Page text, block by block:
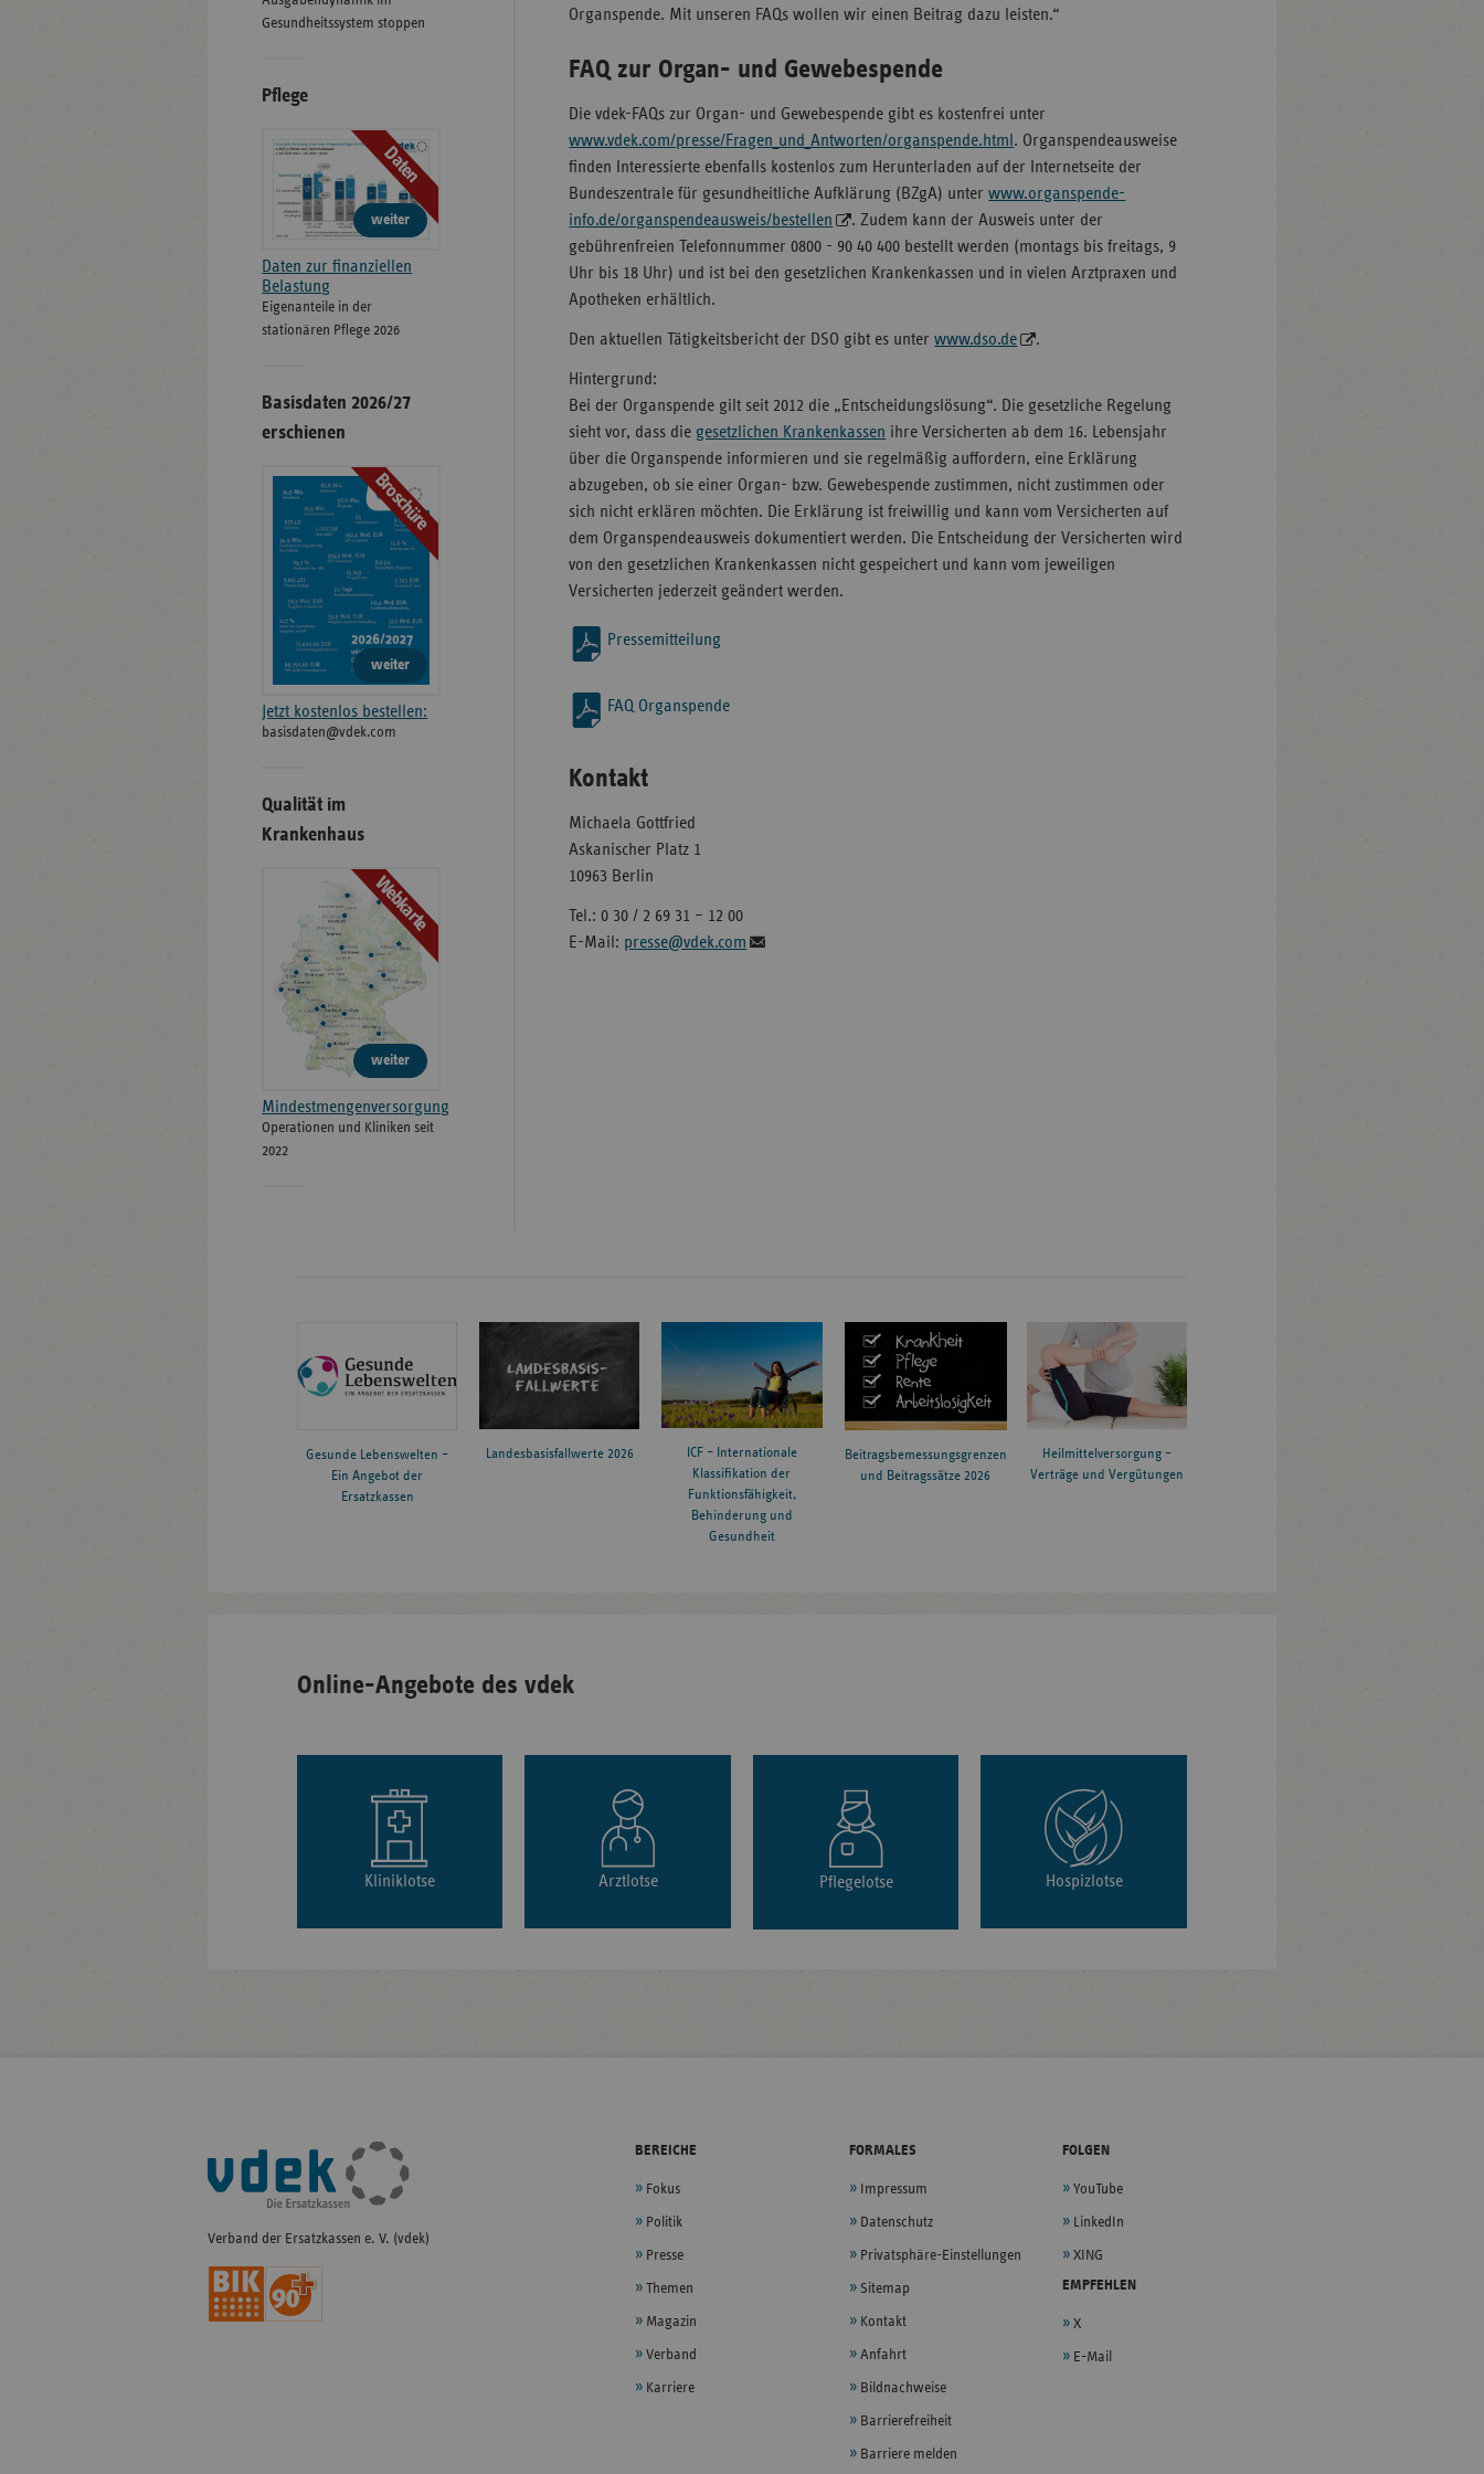
Organspende. Mit unseren FAQs wollen wir einen Beitrag dazu leisten.“
FAQ zur Organ- und Gewebespende
Die vdek-FAQs zur Organ- und Gewebespende gibt es kostenfrei unter
www.vdek.com/presse/Fragen_und_Antworten/organspende.html . Organspendeausweise
finden Interessierte ebenfalls kostenlos zum Herunterladen auf der Internetseite der
Bundeszentrale für gesundheitliche Aufklärung (BZgA) unterwww.organspende-
info.de/organspendeausweis/bestellen
. Zudem kann der Ausweis unter der
gebührenfreien Telefonnummer 0800 - 90 40 400 bestellt werden (montags bis freitags, 9
Uhr bis 18 Uhr) und ist bei den gesetzlichen Krankenkassen und in vielen Arztpraxen und
Apotheken erhältlich.
Den aktuellen Tätigkeitsbericht der DSO gibt es unterwww.dso.de .
Hintergrund:
Bei der Organspende gilt seit 2012 die „Entscheidungslösung“. Die gesetzliche Regelung
sieht vor, dass die gesetzlichen Krankenkassen ihre Versicherten ab dem 16. Lebensjahr
über die Organspende informieren und sie regelmäßig auffordern, eine Erklärung
abzugeben, ob sie einer Organ- bzw. Gewebespende zustimmen, nicht zustimmen oder
sich nicht erklären möchten. Die Erklärung ist freiwillig und kann vom Versicherten auf
dem Organspendeausweis dokumentiert werden. Die Entscheidung der Versicherten wird
von den gesetzlichen Krankenkassen nicht gespeichert und kann vom jeweiligen
Versicherten jederzeit geändert werden.
Pressemitteilung
FAQ Organspende
Kontakt
Michaela Gottfried
Askanischer Platz 1
10963 Berlin
Tel.: 0 30 / 2 69 31 – 12 00
E-Mail: presse@vdek.com
Gesundheitssystem stoppen
Pflege
Daten
weiter
Daten zur finanziellen
Belastung
Eigenanteile in der
stationären Pflege 2026
Basisdaten 2026/27
erschienen
Broschüre
weiter
Jetzt kostenlos bestellen:
basisdaten@vdek.com
Qualität im
Krankenhaus
Webkarte
weiter
Mindestmengenversorgung
Operationen und Kliniken seit
2022
Gesunde Lebenswelten –
Ein Angebot der
Ersatzkassen
Landesbasisfallwerte 2026
ICF – Internationale
Klassifikation der
Funktionsfähigkeit,
Behinderung und
Gesundheit
Beitragsbemessungsgrenzen
und Beitragssätze 2026
Heilmittelversorgung –
Verträge und Vergütungen
Online-Angebote des vdek
Kliniklotse Arztlotse Pflegelotse Hospizlotse
Fußleisten-
Navigation
Verband der Ersatzkassen e. V. (vdek)
BEREICHE
Fokus
Politik
Presse
Themen
Magazin
Verband
Karriere
FORMALES
Impressum
Datenschutz
Privatsphäre-Einstellungen
Sitemap
Kontakt
Anfahrt
Bildnachweise
Barrierefreiheit
Barriere melden
FOLGEN
YouTube
LinkedIn
XING
EMPFEHLEN
X
E-Mail